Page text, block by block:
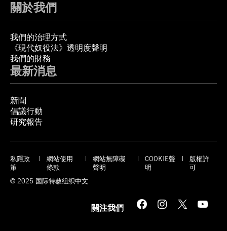
關於我們
我們的治理方式
《現代奴役法》透明度聲明
我們的財務
最新消息
新聞
倡議行動
研究報告
私隱政
策
網站使用
條款
網站無障礙
聲明
COOKIE聲
明
版權許
可
© 2025 国际特赦组织中文
關注我們 Facebook Instagram X YouTube